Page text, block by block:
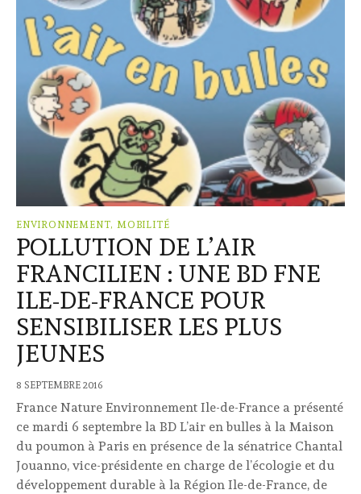
ENVIRONNEMENT, MOBILITÉ
POLLUTION DE L’AIR
FRANCILIEN : UNE BD FNE
ILE-DE-FRANCE POUR
SENSIBILISER LES PLUS
JEUNES
8 SEPTEMBRE 2016
France Nature Environnement Ile-de-France a présenté
ce mardi 6 septembre la BD L’air en bulles à la Maison
du poumon à Paris en présence de la sénatrice Chantal
Jouanno, vice-présidente en charge de l’écologie et du
développement durable à la Région Ile-de-France, de